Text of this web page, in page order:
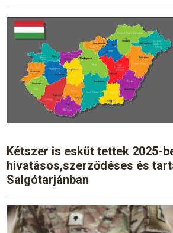
Kétszer is esküt tettek 2025-
hivatásos,szerződéses és
Salgótarjánban